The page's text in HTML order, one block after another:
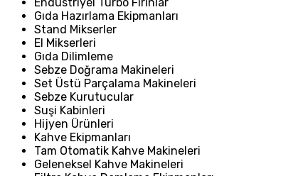
Gıda Hazırlama Ekipmanları
Stand Mikserler
El Mikserleri
Gıda Dilimleme
Sebze Doğrama Makineleri
Set Üstü Parçalama Makineleri
Sebze Kurutucular
Suşi Kabinleri
Hijyen Ürünleri
Kahve Ekipmanları
Tam Otomatik Kahve Makineleri
Geleneksel Kahve Makineleri